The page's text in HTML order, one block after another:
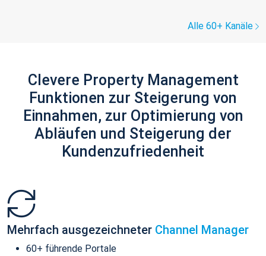
Alle 60+ Kanäle
Clevere Property Management
Funktionen zur Steigerung von
Einnahmen, zur Optimierung von
Abläufen und Steigerung der
Kundenzufriedenheit
Mehrfach ausgezeichneter Channel Manager
60+ führende Portale